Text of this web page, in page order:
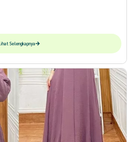
Selengkapnya